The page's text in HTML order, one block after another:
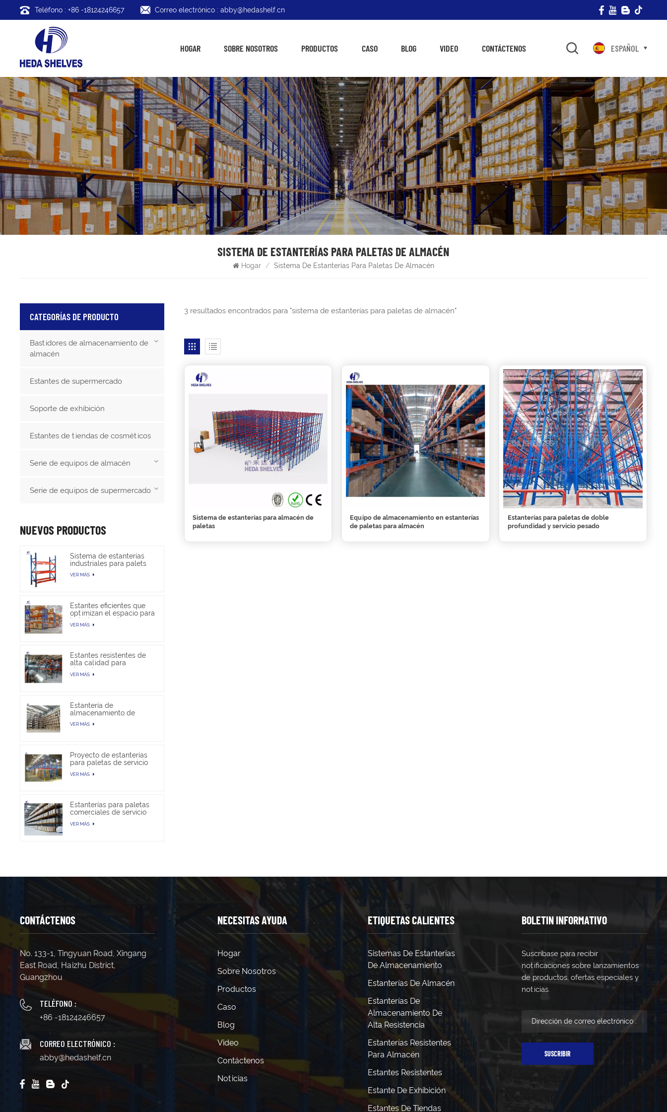
Teléfono : +86 -18124246657 Correo electrónico : abby@hedashelf.cn
HOGAR SOBRE NOSOTROS PRODUCTOS CASO BLOG VIDEO CONTÁCTENOS ESPAÑOL
SISTEMA DE ESTANTERÍAS PARA PALETAS DE ALMACÉN
Hogar / Sistema De Estanterías Para Paletas De Almacén
3 resultados encontrados para "sistema de estanterías para paletas de almacén"
Sistema de estanterías para almacén de
paletas
Equipo de almacenamiento en estanterías
de paletas para almacén
Estanterías para paletas de doble
profundidad y servicio pesado
CATEGORÍAS DE PRODUCTO
Bastidores de almacenamiento de
almacén
Estantes de supermercado
Soporte de exhibición
Estantes de tiendas de cosméticos
Serie de equipos de almacén
Serie de equipos de supermercado
NUEVOS PRODUCTOS
Sistema de estanterías
industriales para palets
de alta resistencia para
almacenamiento en
VER MÁS
Estantes eficientes que
optimizan el espacio para
trabajos pesados en
almacenes
VER MÁS
Estantes resistentes de
alta calidad para
almacén
VER MÁS
Estantería de
almacenamiento de
paletas selectivas en
venta
VER MÁS
Proyecto de estanterías
para paletas de servicio
pesado
VER MÁS
Estanterías para paletas
comerciales de servicio
pesado
VER MÁS
CONTÁCTENOS
No. 133-1, Tingyuan Road, Xingang
East Road, Haizhu District,
Guangzhou
TELÉFONO :
+86 -18124246657
CORREO ELECTRÓNICO :
abby@hedashelf.cn
NECESITAS AYUDA
Hogar
Sobre Nosotros
Productos
Caso
Blog
Video
Contáctenos
Noticias
ETIQUETAS CALIENTES
Sistemas De Estanterías
De Almacenamiento
Estanterías De Almacén
Estanterías De
Almacenamiento De
Alta Resistencia
Estanterías Resistentes
Para Almacén
Estantes Resistentes
Estante De Exhibición
Estantes De Tiendas
BOLETIN INFORMATIVO
Suscríbase para recibir
notificaciones sobre lanzamientos
de productos, ofertas especiales y
noticias.
SUSCRIBIR